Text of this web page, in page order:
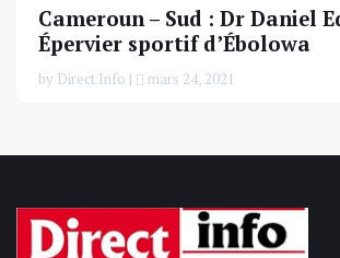
Cameroun – Sud : Dr Daniel
Épervier sportif d’Ébolowa
by Direct Info | mars 24, 2021